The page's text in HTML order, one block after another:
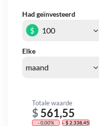
Had geïnvesteerd
Elke
$
Totale waarde
$ 561,55
- 0,00% - $ 2.338,45